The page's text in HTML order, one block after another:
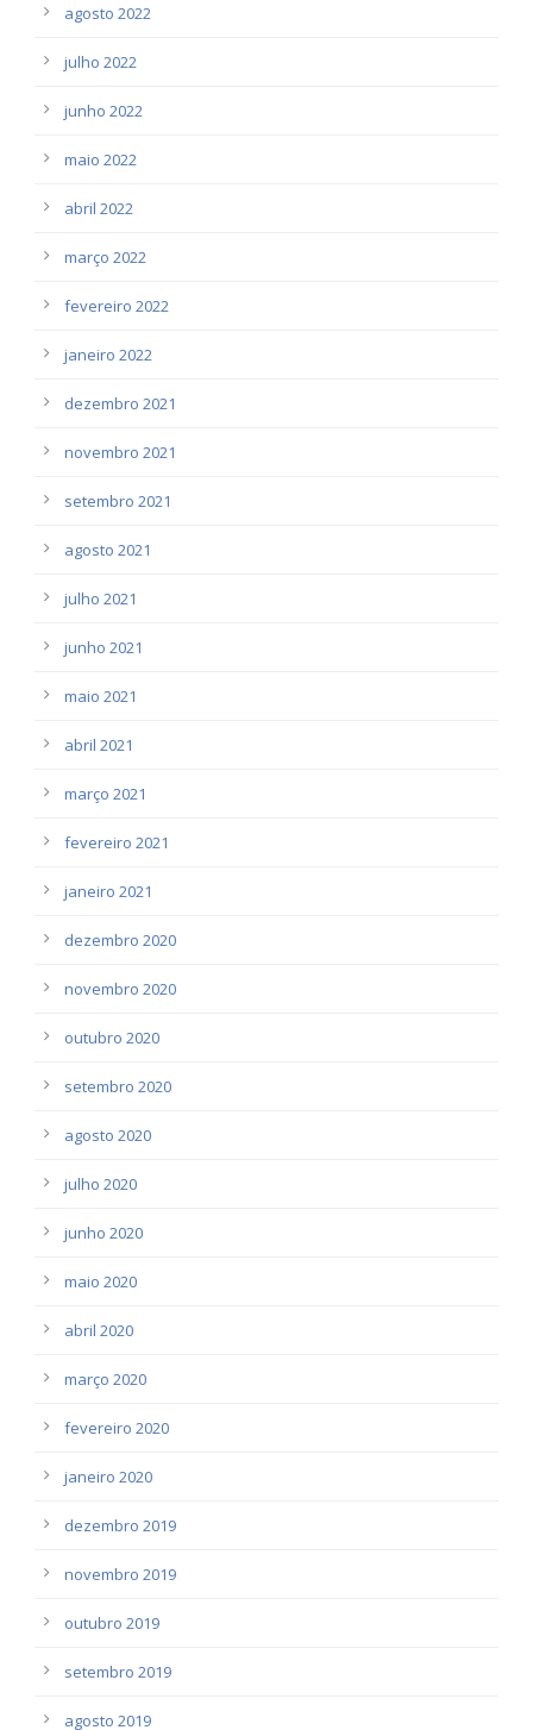
agosto 2022
julho 2022
junho 2022
maio 2022
abril 2022
março 2022
fevereiro 2022
janeiro 2022
dezembro 2021
novembro 2021
setembro 2021
agosto 2021
julho 2021
junho 2021
maio 2021
abril 2021
março 2021
fevereiro 2021
janeiro 2021
dezembro 2020
novembro 2020
outubro 2020
setembro 2020
agosto 2020
julho 2020
junho 2020
maio 2020
abril 2020
março 2020
fevereiro 2020
janeiro 2020
dezembro 2019
novembro 2019
outubro 2019
setembro 2019
agosto 2019